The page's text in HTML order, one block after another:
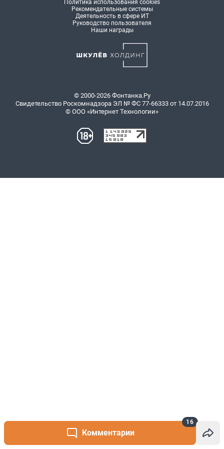
Комментарии
16